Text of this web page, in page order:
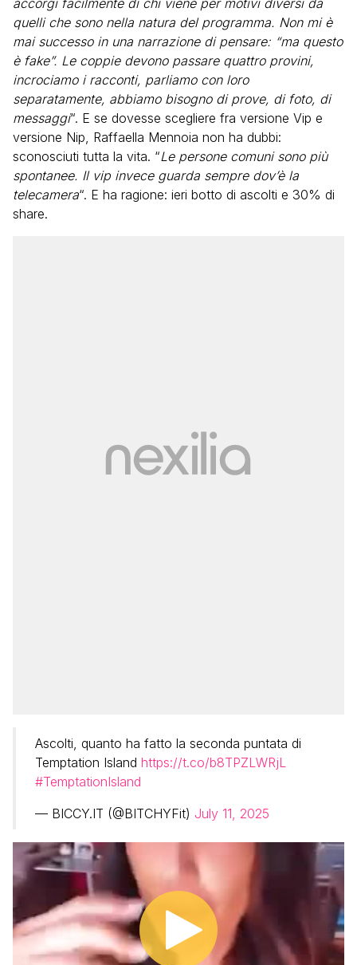
accorgi facilmente di chi viene per motivi diversi da
quelli che sono nella natura del programma. Non mi è
mai successo in una narrazione di pensare: “ma questo
è fake”. Le coppie devono passare quattro provini,
incrociamo i racconti, parliamo con loro
separatamente, abbiamo bisogno di prove, di foto, di
messaggi“. E se dovesse scegliere fra versione Vip e
versione Nip, Raffaella Mennoia non ha dubbi:
sconosciuti tutta la vita. “Le persone comuni sono più
spontanee. Il vip invece guarda sempre dov’è la
telecamera“. E ha ragione: ieri botto di ascolti e 30% di
share.
Ascolti, quanto ha fatto la seconda puntata di
Temptation Island https://t.co/b8TPZLWRjL
#TemptationIsland
— BICCY.IT (@BITCHYFit) July 11, 2025